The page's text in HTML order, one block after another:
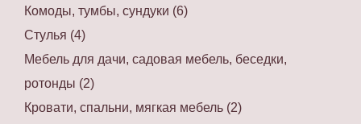
Комоды, тумбы, сундуки (6)
Стулья (4)
Мебель для дачи, садовая мебель, беседки,
ротонды (2)
Кровати, спальни, мягкая мебель (2)